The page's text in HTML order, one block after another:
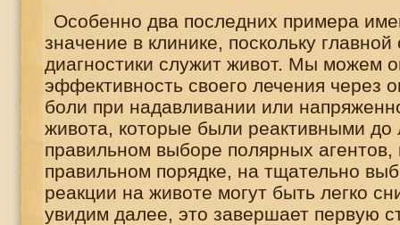
Особенно два последних примера
значение в клинике, поскольку
диагностики служит живот. Мы можем
эффективность своего лечения через
боли при надавливании или
живота, которые были реактивными до
правильном выборе полярных
правильном порядке, на тщательно
реакции на животе могут быть легко
увидим далее, это завершает первую